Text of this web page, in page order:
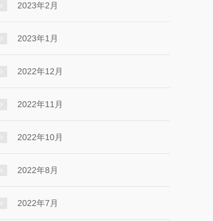
2023年2月
2023年1月
2022年12月
2022年11月
2022年10月
2022年8月
2022年7月